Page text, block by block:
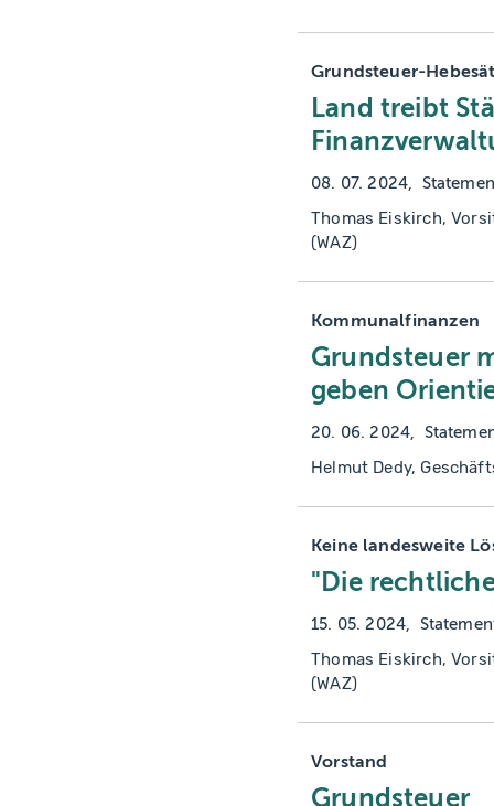
Grundsteuer-
Land treibt
08. 07. 2024
Thomas Eiskirch,
(WAZ)
Kommunalfinanzen
Grundsteuer
geben
20. 06. 2024
Helmut Dedy,
Keine landesweite
"Die
15. 05. 2024
Thomas Eiskirch,
(WAZ)
Vorstand
Grundsteuer